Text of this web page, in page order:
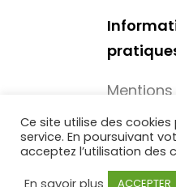
Mécénat
Ce site utilise des
service. En poursuivant
acceptez l’utilisation des
En savoir plus
ACCEPTER